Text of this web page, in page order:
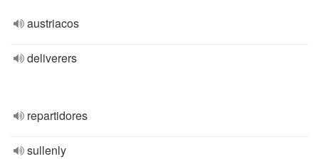
austriacos
deliverers
repartidores
sullenly